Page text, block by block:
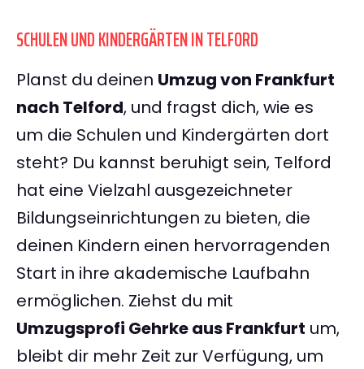
SCHULEN UND KINDERGÄRTEN IN TELFORD
Planst du deinen Umzug von Frankfurt
nach Telford, und fragst dich, wie es
um die Schulen und Kindergärten dort
steht? Du kannst beruhigt sein, Telford
hat eine Vielzahl ausgezeichneter
Bildungseinrichtungen zu bieten, die
deinen Kindern einen hervorragenden
Start in ihre akademische Laufbahn
ermöglichen. Ziehst du mit
Umzugsprofi Gehrke aus Frankfurt um,
bleibt dir mehr Zeit zur Verfügung, um